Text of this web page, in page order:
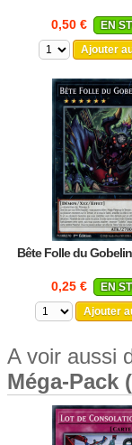
0,50 €
EN
Ajouter
Bête Folle du Gobelin
0,25 €
EN
Ajouter
A voir aussi
Méga-Pack